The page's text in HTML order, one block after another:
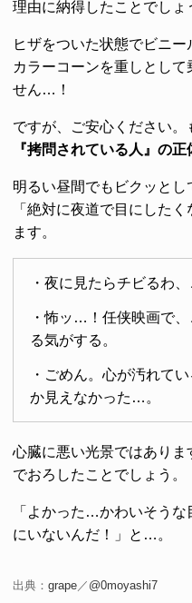
理由に納得したことでしょ
ヒザをついた状態でビニ
カラーコーンを重しとし
せん…！
ですが、ご安心ください
『拷問されている人』の
明るい昼間でもビクッと
「絶対に夜道で目にした
ます。
・夜に見たらチビるわ
・怖ッ…！任侠映画で
る気がする。
・ごめん。心が汚れて
か見えなかった…。
心臓に悪い光景ではあり
でおろしたことでしょう。
「よかった…かわいそう
にいないんだ！」と…。
出典： grape／ @0moyashi7